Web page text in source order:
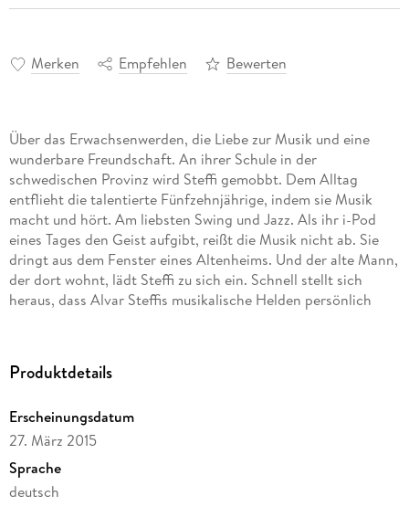
Merken Empfehlen Bewerten
Über das Erwachsenwerden, die Liebe zur Musik und eine
wunderbare Freundschaft. An ihrer Schule in der
schwedischen Provinz wird Steffi gemobbt. Dem Alltag
entflieht die talentierte Fünfzehnjährige, indem sie Musik
macht und hört. Am liebsten Swing und Jazz. Als ihr i-Pod
eines Tages den Geist aufgibt, reißt die Musik nicht ab. Sie
dringt aus dem Fenster eines Altenheims. Und der alte Mann,
der dort wohnt, lädt Steffi zu sich ein. Schnell stellt sich
heraus, dass Alvar Steffis musikalische Helden persönlich
entwickelt sich zwischen den beiden eine enge Freundschaft.
im Gegenzug die Geschichte seiner großen Liebe. Für beide
ist es eine Auseinandersetzung mit tiefsten Gefühlen und
Verletzungen. Und eine Chance auf die Zukunft.
Produktdetails
Erscheinungsdatum
27. März 2015
Sprache
deutsch